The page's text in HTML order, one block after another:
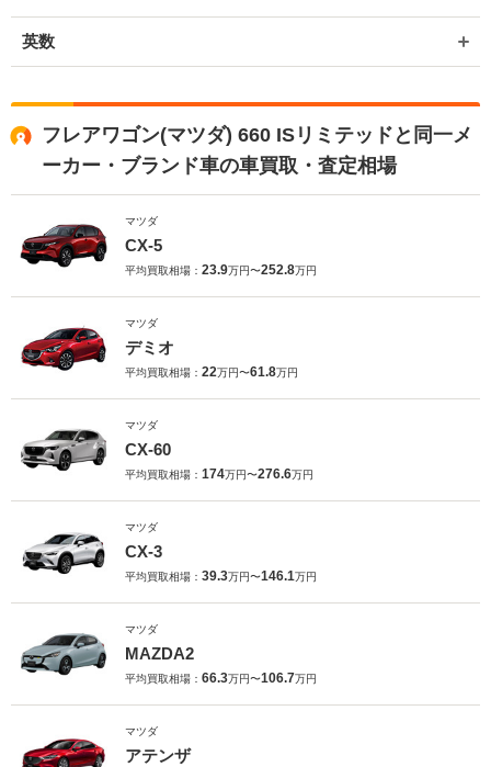
英数
フレアワゴン(マツダ) 660 ISリミテッドと同一メ
ーカー・ブランド車の車買取・査定相場
マツダ
CX-5
平均買取相場： 23.9万円〜252.8万円
マツダ
デミオ
平均買取相場： 22万円〜61.8万円
マツダ
CX-60
平均買取相場： 174万円〜276.6万円
マツダ
CX-3
平均買取相場： 39.3万円〜146.1万円
マツダ
MAZDA2
平均買取相場： 66.3万円〜106.7万円
マツダ
アテンザ